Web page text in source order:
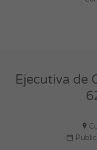
Ejecutiva de